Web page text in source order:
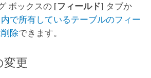
ボックスの [フィールド] タブか
で所有しているテーブルのフィー
除できます。
変更